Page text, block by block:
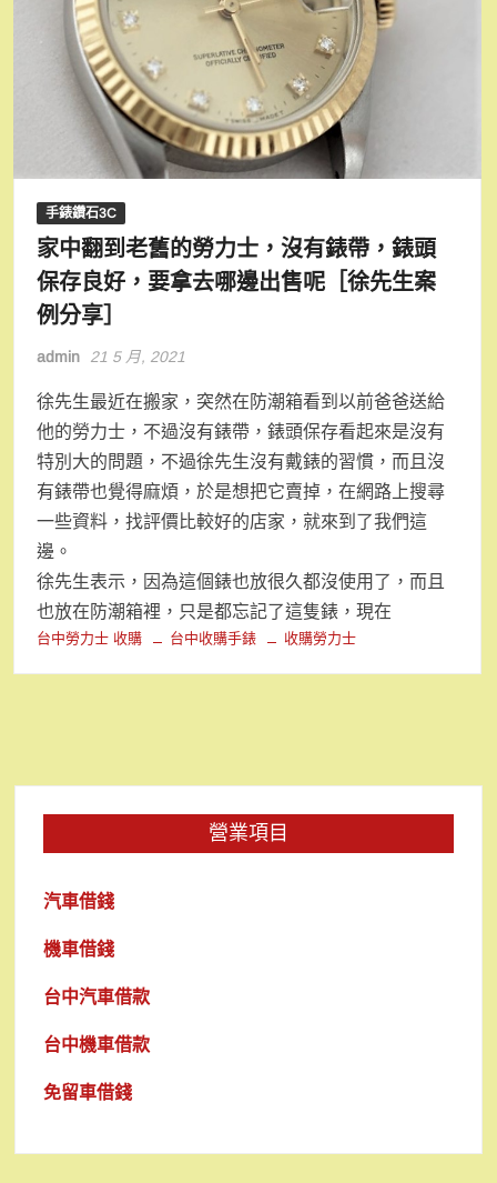
手錶鑽石3C
家中翻到老舊的勞力士，沒有錶帶，錶頭
保存良好，要拿去哪邊出售呢［徐先生案
例分享］
admin 21 5 月, 2021
徐先生最近在搬家，突然在防潮箱看到以前爸爸送給
他的勞力士，不過沒有錶帶，錶頭保存看起來是沒有
特別大的問題，不過徐先生沒有戴錶的習慣，而且沒
有錶帶也覺得麻煩，於是想把它賣掉，在網路上搜尋
一些資料，找評價比較好的店家，就來到了我們這
邊。
徐先生表示，因為這個錶也放很久都沒使用了，而且
也放在防潮箱裡，只是都忘記了這隻錶，現在
台中勞力士 收購 台中收購手錶 收購勞力士
營業項目
汽車借錢
機車借錢
台中汽車借款
台中機車借款
免留車借錢